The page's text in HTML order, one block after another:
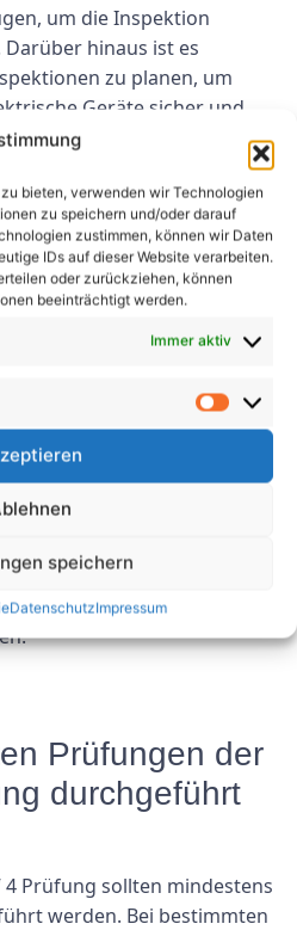
bieten, verwenden wir Technologien
zu speichern und/oder darauf
zustimmen, können wir Daten
IDs auf dieser Website verarbeiten.
oder zurückziehen, können
beeinträchtigt werden.
Immer aktiv
speichern
DatenschutzImpressum
um die Inspektion
hinaus ist es
zu planen, um
Geräte sicher und
den Überblick über
etwaige Probleme
Sie dazu beitragen,
die Sicherheit Ihrer
Deutschland für
ist. Durch die
können Sie dazu
am Arbeitsplatz
mit einem
Schritte, um die Sicherheit
Einhaltung der DGUV 4
Prüfungen der
durchgeführt
4 Prüfung sollten mindestens
werden. Bei bestimmten